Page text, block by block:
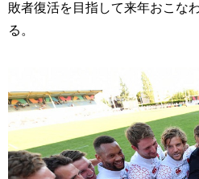
敗者復活を目指して来年おこな
る。